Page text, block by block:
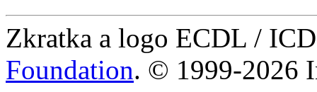
Zkratka a logo ECDL /
Foundation. © 1999-2026